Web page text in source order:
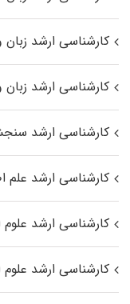
کارشناسی ارشد زبان
کارشناسی ارشد
کارشناسی ارشد
کارشناسی ارشد
کارشناسی ارشد
کارشناسی ارشد علوم